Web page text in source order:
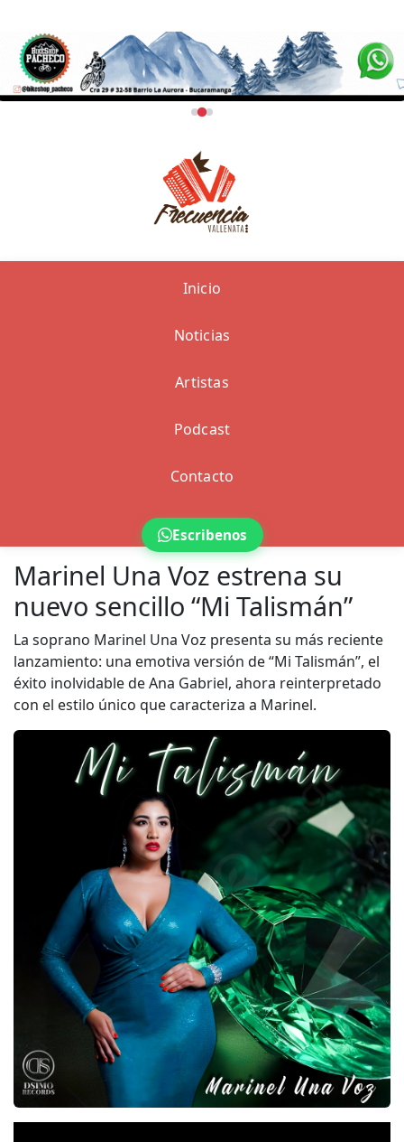
Inicio
Noticias
Artistas
Podcast
Contacto
Escribenos
Marinel Una Voz estrena su
nuevo sencillo “Mi Talismán”
La soprano Marinel Una Voz presenta su más reciente
lanzamiento: una emotiva versión de “Mi Talismán”, el
éxito inolvidable de Ana Gabriel, ahora reinterpretado
con el estilo único que caracteriza a Marinel.